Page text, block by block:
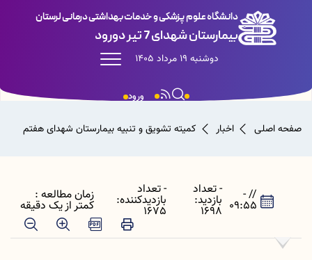
دانشگاه علوم پزشکی و خدمات بهداشتی درمانی لرستان
بیمارستان شهدای 7 تیر دورود
دوشنبه 19 مرداد 1405
ورود
صفحه اصلی اخبار کمیته تشویق و تنبیه بیمارستان شهدای هفتم
// -
09:55
- تعداد
بازدید:
1698
- تعداد
بازدیدکننده:
1675
زمان مطالعه :
کمتر از یک دقیقه